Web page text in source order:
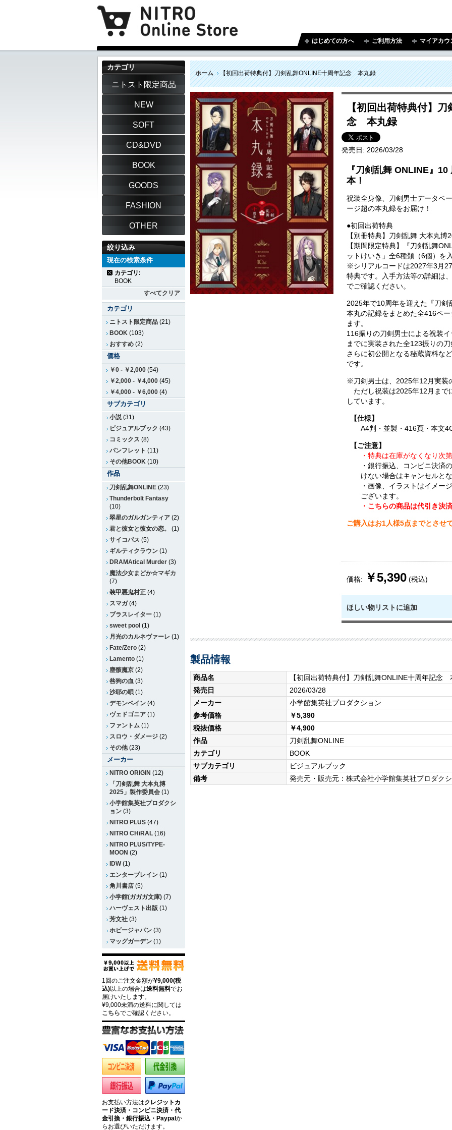
はじめての方へ ご利用方法 マイアカウ
ホーム 【初回出荷特典付】刀剣乱舞ONLINE十周年記念 本丸録
【初回出荷特典付】
念 本丸録
発売日: 2026/03/28
『刀剣乱舞 ONLINE』
本！
祝装全身像、刀剣男士データベ
ージ超の本丸録をお届け！
●初回出荷特典
【別冊特典】刀剣乱舞 大本丸
【期間限定特典】『刀剣乱舞
ットけいき」全6種類（6個）を
※シリアルコードは2027年3月
特典です。入手方法等の詳細は
でご確認ください。
2025年で10周年を迎えた『刀剣
本丸の記録をまとめた全416ペ
ます。
116振りの刀剣男士による祝装
までに実装された全123振りの
さらに初公開となる秘蔵資料な
です。
※刀剣男士は、2025年12月実装
ただし祝装は2025年12月まで
しています。
【仕様】
A4判・並製・416頁・本文
【ご注意】
・ 特典は在庫がなくなり次
・銀行振込、コンビニ決済
けない場合はキャンセルと
・画像、イラストはイメー
ございます。
・こちらの商品は代引き決
ご購入はお1人様5点までとさせ
価格: ￥5,390 (税込)
ほしい物リストに追加
製品情報
商品名
【初回出荷特典付】刀剣乱舞ONLINE十周年記念
発売日
2026/03/28
メーカー
小学館集英社プロダクション
参考価格
￥5,390
税抜価格
￥4,900
作品
刀剣乱舞ONLINE
カテゴリ
BOOK
サブカテゴリ
ビジュアルブック
備考
発売元・販売元：株式会社小学館集英社プロダク
カテゴリ
ニトスト限定商品
NEW
SOFT
CD&DVD
BOOK
GOODS
FASHION
OTHER
絞り込み
現在の検索条件
カテゴリ:
BOOK
すべてクリア
カテゴリ
ニトスト限定商品 (21)
BOOK (103)
おすすめ (2)
価格
￥0 - ￥2,000 (54)
￥2,000 - ￥4,000 (45)
￥4,000 - ￥6,000 (4)
サブカテゴリ
小説(31)
ビジュアルブック (43)
コミックス (8)
パンフレット (11)
その他BOOK (10)
作品
刀剣乱舞ONLINE (23)
Thunderbolt Fantasy
(10)
翠星のガルガンティア (2)
君と彼女と彼女の恋。
(1)
サイコパス (5)
ギルティクラウン (1)
DRAMAtical Murder (3)
魔法少女まどか☆マギカ
(7)
装甲悪鬼村正 (4)
スマガ(4)
ブラスレイター (1)
sweet pool (1)
月光のカルネヴァーレ (1)
Fate/Zero (2)
Lamento (1)
塵骸魔京 (2)
咎狗の血 (3)
沙耶の唄 (1)
デモンベイン (4)
ヴェドゴニア (1)
ファントム (1)
スロウ・ダメージ (2)
その他(23)
メーカー
NITRO ORIGIN (12)
「刀剣乱舞 大本丸博
2025」製作委員会 (1)
小学館集英社プロダクシ
ョン (3)
NITRO PLUS (47)
NITRO CHiRAL (16)
NITRO PLUS/TYPE-
MOON (2)
IDW(1)
エンターブレイン (1)
角川書店 (5)
小学館(ガガガ文庫) (7)
ハーヴェスト出版 (1)
芳文社 (3)
ホビージャパン (3)
マッグガーデン (1)
1回のご注文金額が¥9,000(税
込)以上の場合は送料無料でお
届けいたします。
¥9,000未満の送料に関しては
こちらでご確認ください。
お支払い方法はクレジットカ
ード決済・コンビニ決済・代
金引換・銀行振込・Paypal か
らお選びいただけます。